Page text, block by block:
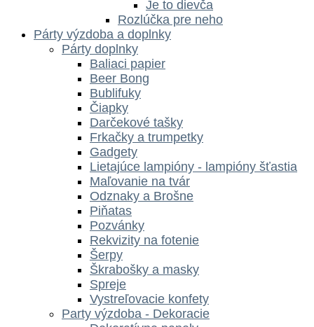
Je to dievča
Rozlúčka pre neho
Párty výzdoba a doplnky
Párty doplnky
Baliaci papier
Beer Bong
Bublifuky
Čiapky
Darčekové tašky
Frkačky a trumpetky
Gadgety
Lietajúce lampióny - lampióny šťastia
Maľovanie na tvár
Odznaky a Brošne
Piňatas
Pozvánky
Rekvizity na fotenie
Šerpy
Škrabošky a masky
Spreje
Vystreľovacie konfety
Party výzdoba - Dekoracie